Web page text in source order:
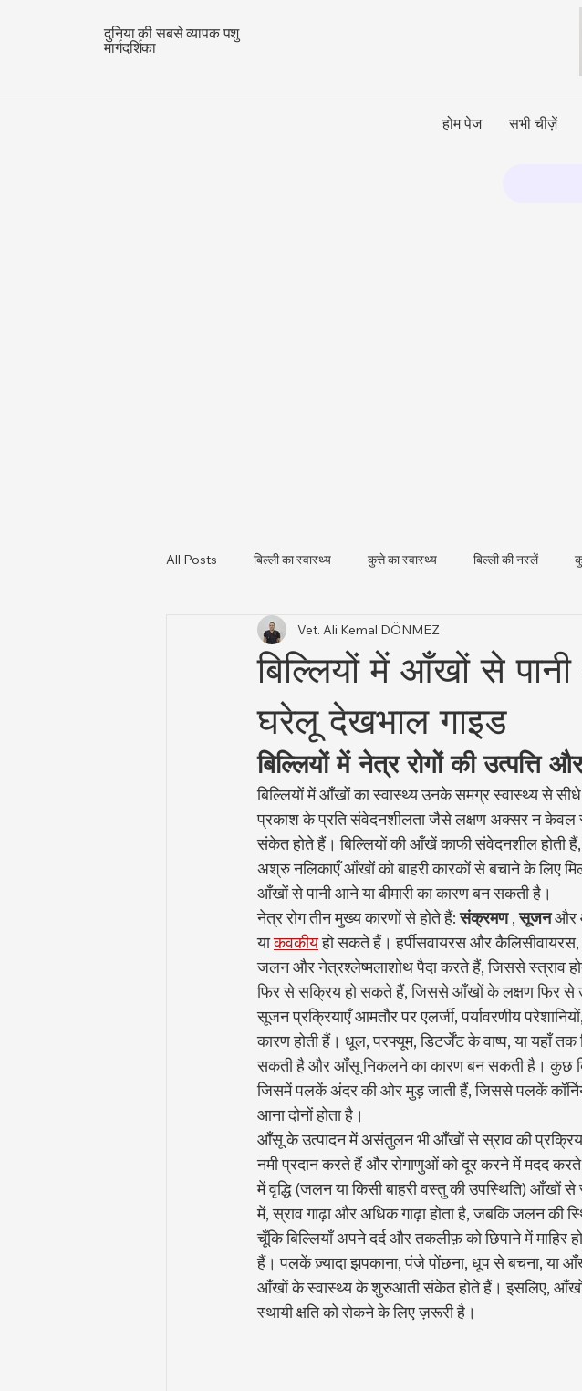
दुनिया की सबसे व्यापक पशु
मार्गदर्शिका
होम पेज सभी चीज़ें
All Posts बिल्ली का स्वास्थ्य कुत्ते का स्वास्थ्य बिल्ली की नस्लें
पशु स्वास्थ्य और नियामकीय अपडेट पशुधन स्वास्थ्य
बिल्लियों में आँखों से
घरेलू देखभाल गाइड
Vet. Ali Kemal DÖNMEZ
बिल्लियों में नेत्र रोगों की उत्पत्ति
बिल्लियों में आँखों का स्वास्थ्य उनके समग्र स्वास्थ्य से
प्रकाश के प्रति संवेदनशीलता जैसे लक्षण अक्सर न केवल
संकेत होते हैं। बिल्लियों की आँखें काफी संवेदनशील
अश्रु नलिकाएँ आँखों को बाहरी कारकों से बचाने के लिए
आँखों से पानी आने या बीमारी का कारण बन सकती है।
नेत्र रोग तीन मुख्य कारणों से होते हैं: संक्रमण , सूजन और
या कवकीय हो सकते हैं। हर्पीसवायरस और
जलन और नेत्रश्लेष्मलाशोथ पैदा करते हैं, जिससे स्त्राव
फिर से सक्रिय हो सकते हैं, जिससे आँखों के लक्षण फिर से
सूजन प्रक्रियाएँ आमतौर पर एलर्जी, पर्यावरणीय
कारण होती हैं। धूल, परफ्यूम, डिटर्जेंट के वाष्प, या यहाँ
सकती है और आँसू निकलने का कारण बन सकती है। कुछ
जिसमें पलकें अंदर की ओर मुड़ जाती हैं, जिससे पलकें
आना दोनों होता है।
आँसू के उत्पादन में असंतुलन भी आँखों से स्राव की
नमी प्रदान करते हैं और रोगाणुओं को दूर करने में मदद करते
में वृद्धि (जलन या किसी बाहरी वस्तु की उपस्थिति)
में, स्राव गाढ़ा और अधिक गाढ़ा होता है, जबकि जलन की
चूँकि बिल्लियाँ अपने दर्द और तकलीफ़ को छिपाने में माहिर
हैं। पलकें ज़्यादा झपकाना, पंजे पोंछना, धूप से बचना, या
आँखों के स्वास्थ्य के शुरुआती संकेत होते हैं। इसलिए, आँखों
स्थायी क्षति को रोकने के लिए ज़रूरी है।